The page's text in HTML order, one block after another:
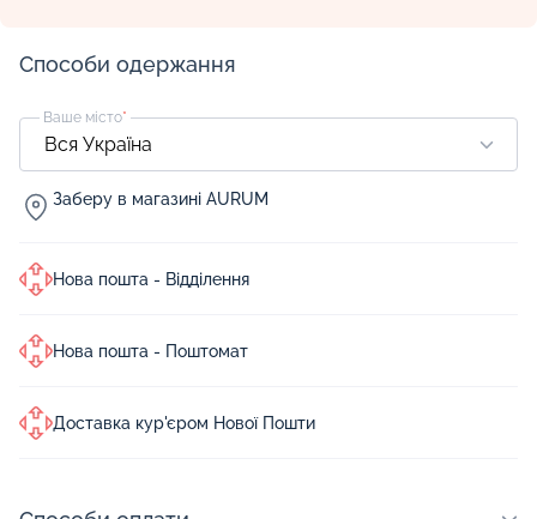
Способи одержання
Ваше місто*
Заберу в магазині AURUM
Нова пошта - Відділення
Нова пошта - Поштомат
Доставка кур'єром Нової Пошти